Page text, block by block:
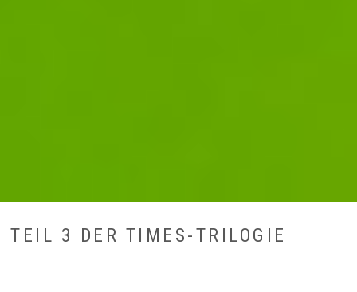
TEIL 3 DER TIMES-TRILOGIE